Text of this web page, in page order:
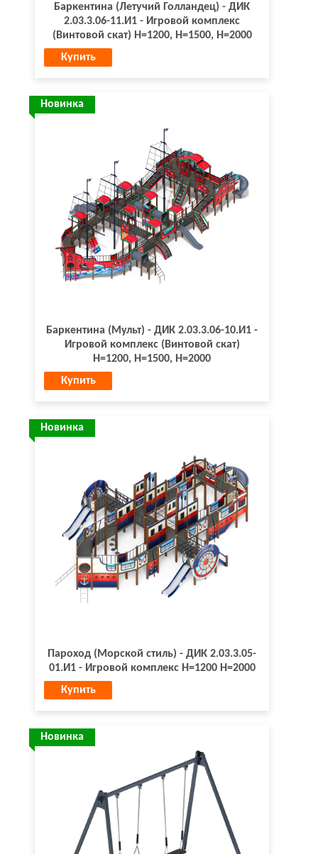
Баркентина (Летучий Голландец) - ДИК
2.03.3.06-11.И1 - Игровой комплекс
(Винтовой скат) H=1200, Н=1500, Н=2000
Купить
Новинка
Баркентина (Мульт) - ДИК 2.03.3.06-10.И1 -
Игровой комплекс (Винтовой скат)
H=1200, Н=1500, Н=2000
Купить
Новинка
Пароход (Морской стиль) - ДИК 2.03.3.05-
01.И1 - Игровой комплекс H=1200 H=2000
Купить
Новинка